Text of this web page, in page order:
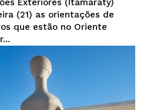
(21) as orientações de
que estão no Oriente